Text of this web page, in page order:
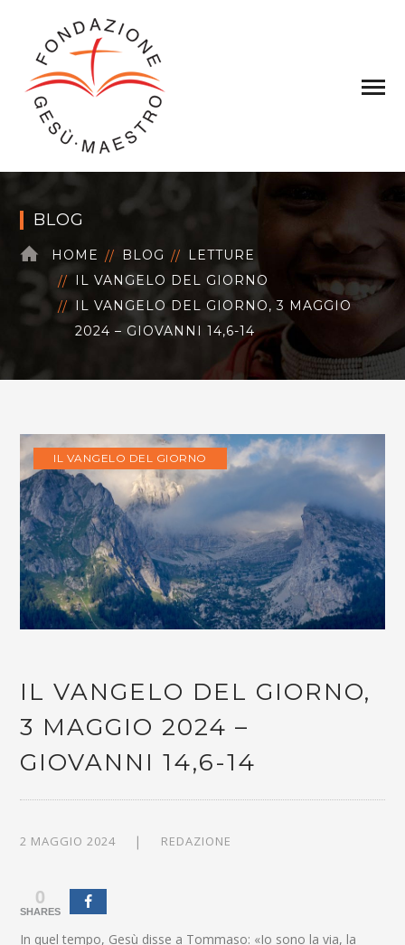
BLOG
HOME BLOG
LETTURE
IL VANGELO DEL GIORNO
IL VANGELO DEL GIORNO, 3 MAGGIO
2024 – GIOVANNI 14,6-14
IL VANGELO DEL GIORNO
IL VANGELO DEL GIORNO,
3 MAGGIO 2024 –
GIOVANNI 14,6-14
2 MAGGIO 2024 REDAZIONE
0
SHARES
In quel tempo, Gesù disse a Tommaso: «Io sono la via, la